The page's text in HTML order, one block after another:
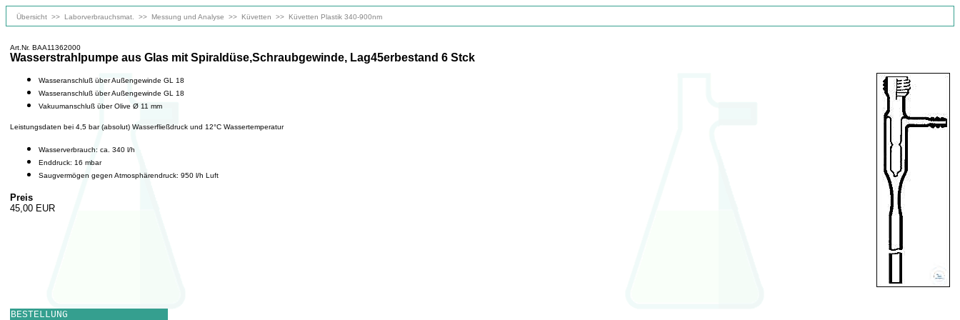
Übersicht >> Laborverbrauchsmat. >> Messung und Analyse >> Küvetten >> Küvetten Plastik 340-900nm
Art.Nr. BAA11362000
Wasserstrahlpumpe aus Glas mit Spiraldüse,Schraubgewinde, Lag45erbestand 6 Stck
Wasseranschluß über Außengewinde GL 18
Wasseranschluß über Außengewinde GL 18
Vakuumanschluß über Olive Ø 11 mm
Leistungsdaten bei 4,5 bar (absolut) Wasserfließdruck und 12°C Wassertemperatur
Wasserverbrauch: ca. 340 l/h
Enddruck: 16 mbar
Saugvermögen gegen Atmosphärendruck: 950 l/h Luft
Preis
45,00 EUR
BESTELLUNG